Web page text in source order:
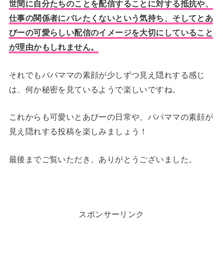
世間に自分たちのことを配信することに対する抵抗や、
仕事の関係者にバレたくないという気持ち、そしてとあ
ぴーの可愛らしい配信のイメージを大切にしていること
が理由かもしれません。
それでもパパママの素顔が少しずつ見え隠れする感じ
は、何か秘密を見ているようで楽しいですね。
これからも可愛いとあぴーの日常や、パパママの素顔が
見え隠れする投稿を楽しみましょう！
最後までご覧いただき、ありがとうございました。
スポンサーリンク